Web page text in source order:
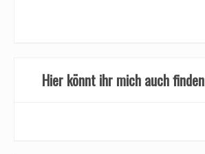
Hier könnt ihr mich auch finden